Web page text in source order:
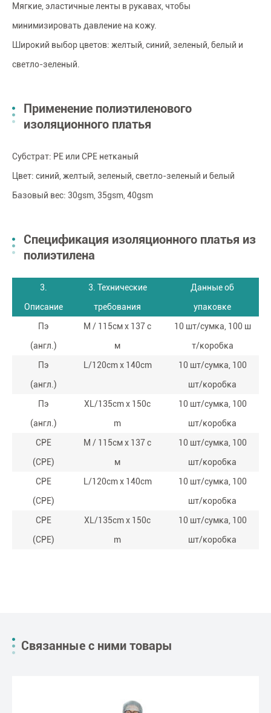
Мягкие, эластичные ленты в рукавах, чтобы
минимизировать давление на кожу.
Широкий выбор цветов: желтый, синий, зеленый, белый и
светло-зеленый.
Применение полиэтиленового
изоляционного платья
Субстрат: PE или CPE нетканый
Цвет: синий, желтый, зеленый, светло-зеленый и белый
Базовый вес: 30gsm, 35gsm, 40gsm
Спецификация изоляционного платья из
полиэтилена
3.
Описание
3. Технические
требования
Данные об
упаковке
Пэ
(англ.)
М / 115см x 137 с
м
10 шт/сумка, 100 ш
т/коробка
Пэ
(англ.)
L/120cm x 140cm
10 шт/сумка, 100
шт/коробка
Пэ
(англ.)
XL/135cm x 150c
m
10 шт/сумка, 100
шт/коробка
CPE
(CPE)
М / 115см x 137 с
м
10 шт/сумка, 100
шт/коробка
CPE
(CPE)
L/120cm x 140cm
10 шт/сумка, 100
шт/коробка
CPE
(CPE)
XL/135cm x 150c
m
10 шт/сумка, 100
шт/коробка
Связанные с ними товары